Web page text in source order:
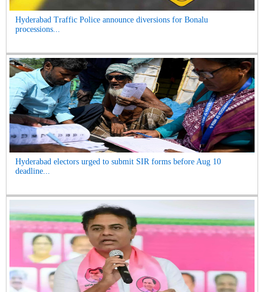
Hyderabad Traffic Police announce diversions for Bonalu
processions...
Hyderabad electors urged to submit SIR forms before Aug 10
deadline...